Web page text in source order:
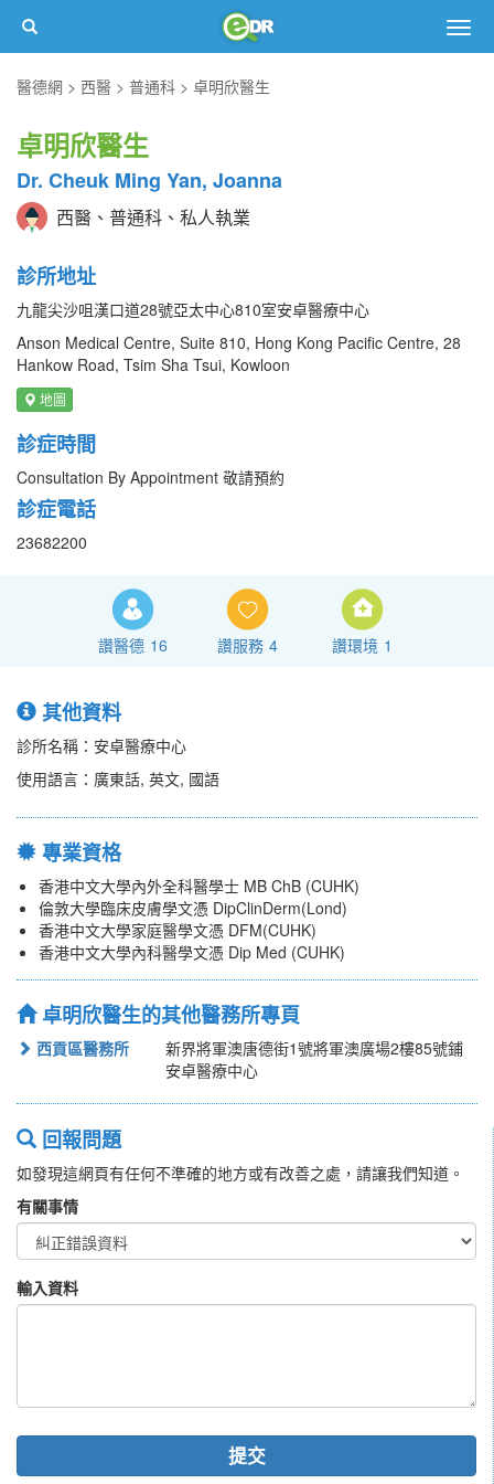
醫德網
西醫 普通科 卓明欣醫生
卓明欣醫生
Dr. Cheuk Ming Yan, Joanna
西醫、普通科、私人執業
診所地址
九龍尖沙咀漢口道28號亞太中心810室安卓醫療中心
Anson Medical Centre, Suite 810, Hong Kong Pacific Centre, 28
Hankow Road, Tsim Sha Tsui, Kowloon
地圖
診症時間
Consultation By Appointment 敬請預約
診症電話
23682200
讚醫德 16 讚服務 4 讚環境 1
其他資料
診所名稱：安卓醫療中心
使用語言：廣東話, 英文, 國語
專業資格
香港中文大學內外全科醫學士 MB ChB (CUHK)
倫敦大學臨床皮膚學文憑 DipClinDerm(Lond)
香港中文大學家庭醫學文憑 DFM(CUHK)
香港中文大學內科醫學文憑 Dip Med (CUHK)
卓明欣醫生的其他醫務所專頁
西貢區醫務所
新界將軍澳唐德街1號將軍澳廣場2樓85號鋪
安卓醫療中心
回報問題
如發現這網頁有任何不準確的地方或有改善之處，請讓我們知道。
有關事情
輸入資料
提交